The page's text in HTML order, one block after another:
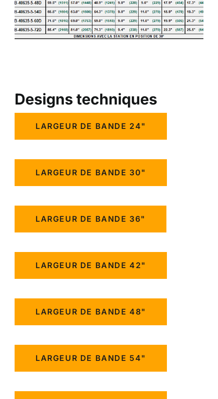
Designs techniques
LARGEUR DE BANDE 24"
LARGEUR DE BANDE 30"
LARGEUR DE BANDE 36"
LARGEUR DE BANDE 42"
LARGEUR DE BANDE 48"
LARGEUR DE BANDE 54"